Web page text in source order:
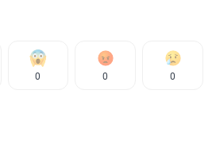
0 0 0